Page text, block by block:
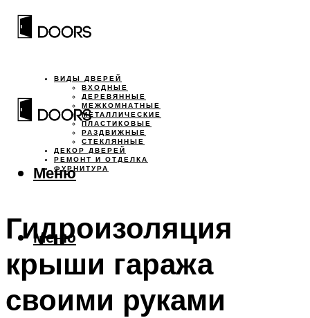
ВИДЫ ДВЕРЕЙ
ВХОДНЫЕ
ДЕРЕВЯННЫЕ
МЕЖКОМНАТНЫЕ
МЕТАЛЛИЧЕСКИЕ
ПЛАСТИКОВЫЕ
РАЗДВИЖНЫЕ
СТЕКЛЯННЫЕ
ДЕКОР ДВЕРЕЙ
РЕМОНТ И ОТДЕЛКА
ФУРНИТУРА
Меню
Меню
Гидроизоляция
крыши гаража
своими руками